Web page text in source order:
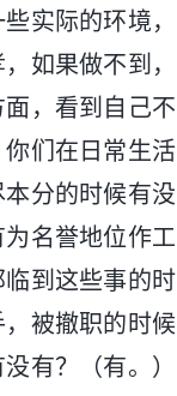
实际的环境，
如果做不到，
，看到自己不
们在日常生活
分的时候有没
名誉地位作工
到这些事的时
被撤职的时候
有？（有。）